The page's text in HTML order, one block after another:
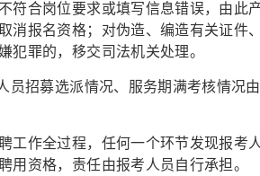
符合岗位要求或填写信息错误，由此
消报名资格；对伪造、编造有关证件、
犯罪的，移交司法机关处理。
员招募选派情况、服务期满考核情况由
工作全过程，任何一个环节发现报考人
用资格，责任由报考人员自行承担。